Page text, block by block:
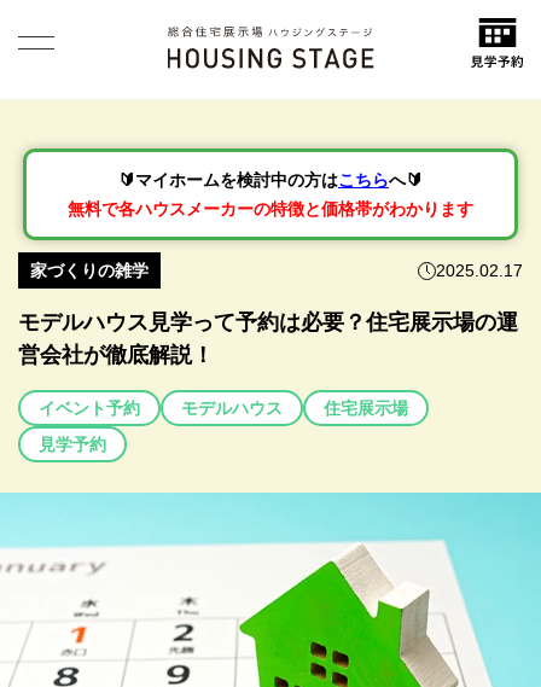
🔰マイホームを検討中の方はこちらへ🔰
無料で各ハウスメーカーの特徴と価格帯がわかります
家づくりの雑学 2025.02.17
モデルハウス見学って予約は必要？住宅展示場の運
営会社が徹底解説！
イベント予約 モデルハウス
住宅展示場
見学予約